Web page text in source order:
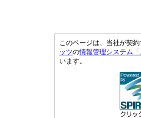
このページは、当社が契約
ッツの情報管理システム「
います。